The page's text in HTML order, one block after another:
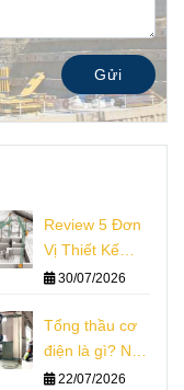
Gửi
Review 5 Đơn
Vị Thiết Kế
Nhà Đồng Nai
Khảo
30/07/2026
Tổng thầu cơ
điện là gì? Nhà
thầu thi công
22/07/2026